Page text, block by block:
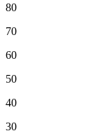
80
70
60
50
40
30